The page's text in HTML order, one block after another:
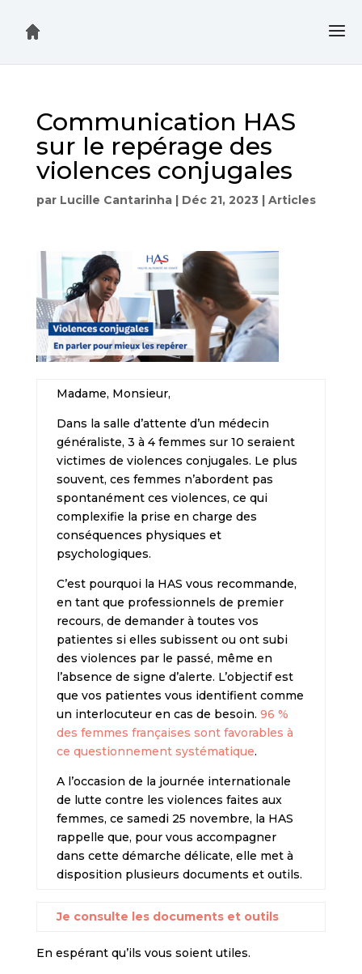
Communication HAS
sur le repérage des
violences conjugales
par Lucille Cantarinha| Déc 21, 2023 | Articles
Madame, Monsieur,
Dans la salle d’attente d’un médecin
généraliste, 3 à 4 femmes sur 10 seraient
victimes de violences conjugales. Le plus
souvent, ces femmes n’abordent pas
spontanément ces violences, ce qui
complexifie la prise en charge des
conséquences physiques et
psychologiques.
C’est pourquoi la HAS vous recommande,
en tant que professionnels de premier
recours, de demander à toutes vos
patientes si elles subissent ou ont subi
des violences par le passé, même en
l’absence de signe d’alerte. L’objectif est
que vos patientes vous identifient comme
un interlocuteur en cas de besoin. 96 %
des femmes françaises sont favorables à
ce questionnement systématique.
A l’occasion de la journée internationale
de lutte contre les violences faites aux
femmes, ce samedi 25 novembre, la HAS
rappelle que, pour vous accompagner
dans cette démarche délicate, elle met à
disposition plusieurs documents et outils.
Je consulte les documents et outils
En espérant qu’ils vous soient utiles.